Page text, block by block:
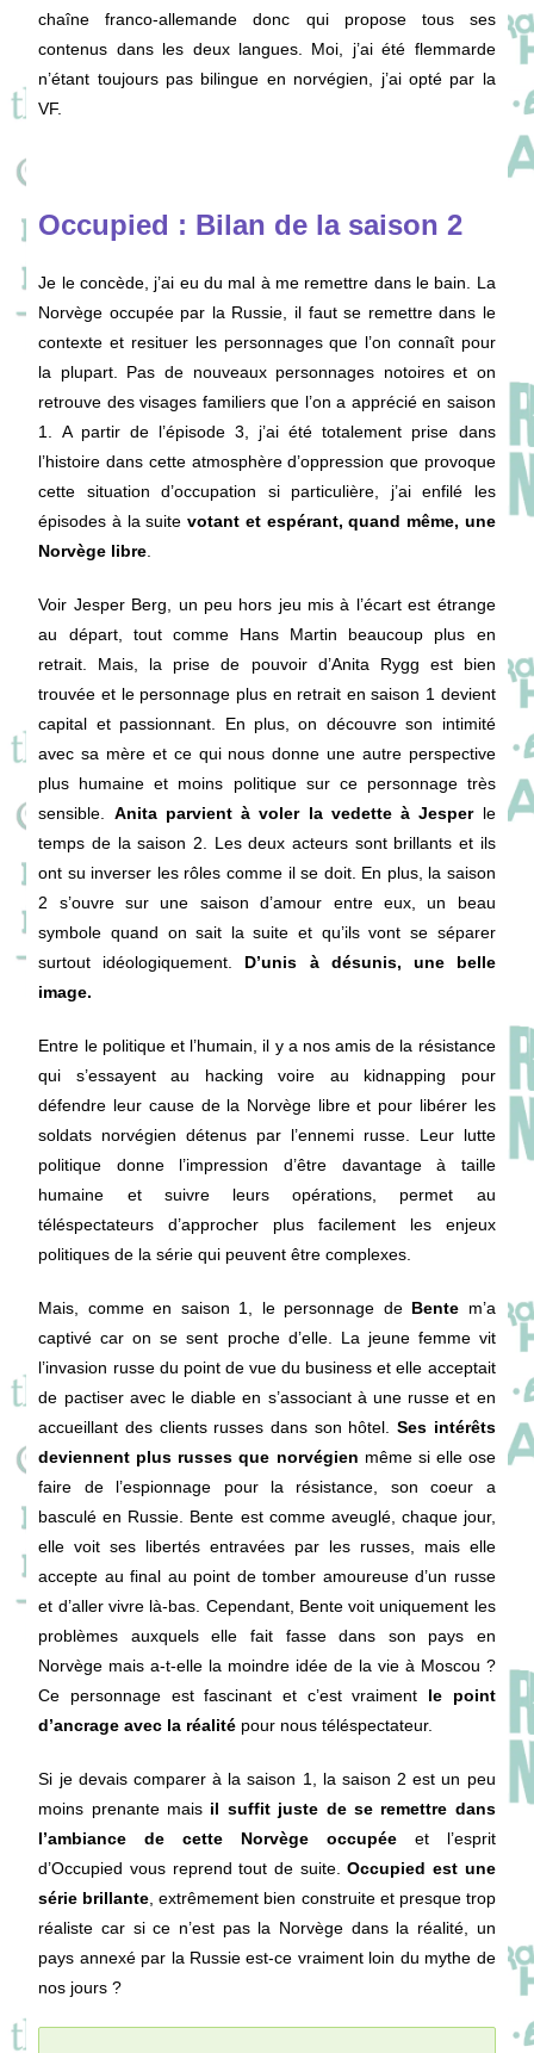
chaîne franco-allemande donc qui propose tous ses
contenus dans les deux langues. Moi, j’ai été flemmarde
n’étant toujours pas bilingue en norvégien, j’ai opté par la
VF.
Occupied : Bilan de la saison 2
Je le concède, j’ai eu du mal à me remettre dans le bain. La
Norvège occupée par la Russie, il faut se remettre dans le
contexte et resituer les personnages que l’on connaît pour
la plupart. Pas de nouveaux personnages notoires et on
retrouve des visages familiers que l’on a apprécié en saison
1. A partir de l’épisode 3, j’ai été totalement prise dans
l’histoire dans cette atmosphère d’oppression que provoque
cette situation d’occupation si particulière, j’ai enfilé les
épisodes à la suitevotant et espérant, quand même, une
Norvège libre
Voir Jesper Berg, un peu hors jeu mis à l’écart est étrange
au départ, tout comme Hans Martin beaucoup plus en
retrait. Mais, la prise de pouvoir d’Anita Rygg est bien
trouvée et le personnage plus en retrait en saison 1 devient
capital et passionnant. En plus, on découvre son intimité
avec sa mère et ce qui nous donne une autre perspective
plus humaine et moins politique sur ce personnage très
sensible. Anita parvient à voler la vedette à Jesperle
temps de la saison 2. Les deux acteurs sont brillants et ils
ont su inverser les rôles comme il se doit. En plus, la saison
2 s’ouvre sur une saison d’amour entre eux, un beau
symbole quand on sait la suite et qu’ils vont se séparer
surtout idéologiquement. D’unis à désunis, une belle
image.
Entre le politique et l’humain, il y a nos amis de la résistance
qui s’essayent au hacking voire au kidnapping pour
défendre leur cause de la Norvège libre et pour libérer les
soldats norvégien détenus par l’ennemi russe. Leur lutte
politique donne l’impression d’être davantage à taille
humaine et suivre leurs opérations, permet au
téléspectateurs d’approcher plus facilement les enjeux
politiques de la série qui peuvent être complexes.
Mais, comme en saison 1, le personnage de Bente m’a
captivé car on se sent proche d’elle. La jeune femme vit
l’invasion russe du point de vue du business et elle acceptait
de pactiser avec le diable en s’associant à une russe et en
accueillant des clients russes dans son hôtel. Ses intérêts
deviennent plus russes que norvégien même si elle ose
faire de l’espionnage pour la résistance, son coeur a
basculé en Russie. Bente est comme aveuglé, chaque jour,
elle voit ses libertés entravées par les russes, mais elle
accepte au final au point de tomber amoureuse d’un russe
et d’aller vivre là-bas. Cependant, Bente voit uniquement les
problèmes auxquels elle fait fasse dans son pays en
Norvège mais a-t-elle la moindre idée de la vie à Moscou ?
Ce personnage est fascinant et c’est vraiment le point
d’ancrage avec la réalité pour nous téléspectateur.
Si je devais comparer à la saison 1, la saison 2 est un peu
moins prenante mais il suffit juste de se remettre dans
l’ambiance de cette Norvège occupéeet l’esprit
d’Occupied vous reprend tout de suite.Occupied est une
série brillante , extrêmement bien construite et presque trop
réaliste car si ce n’est pas la Norvège dans la réalité, un
pays annexé par la Russie est-ce vraiment loin du mythe de
nos jours ?